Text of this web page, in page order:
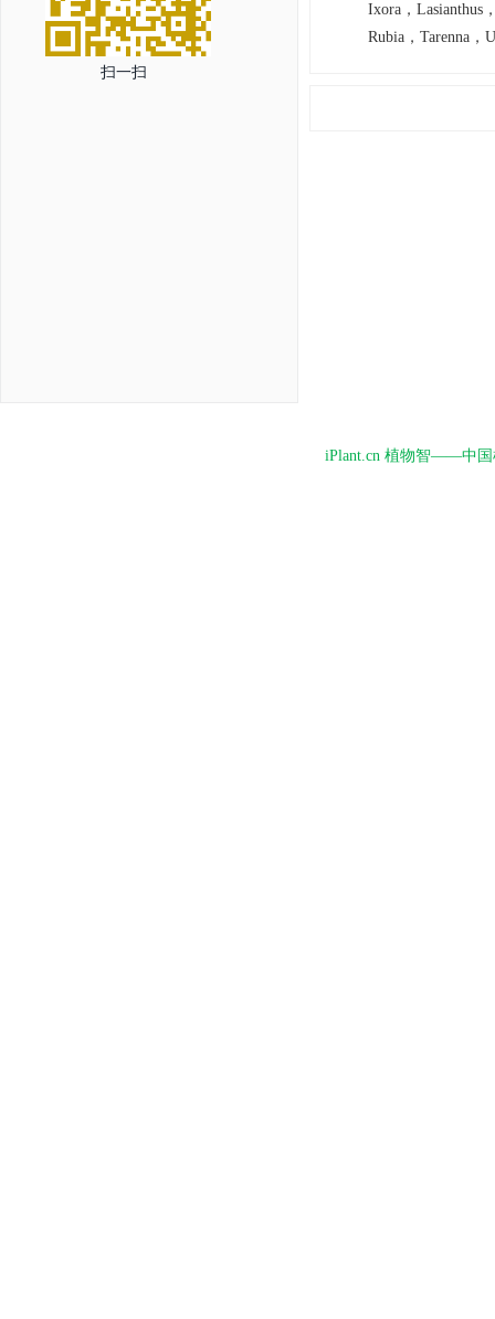
扫一扫
Ixora，Lasianthus
Rubia，Tarenna，
iPlant.cn 植物智——中国